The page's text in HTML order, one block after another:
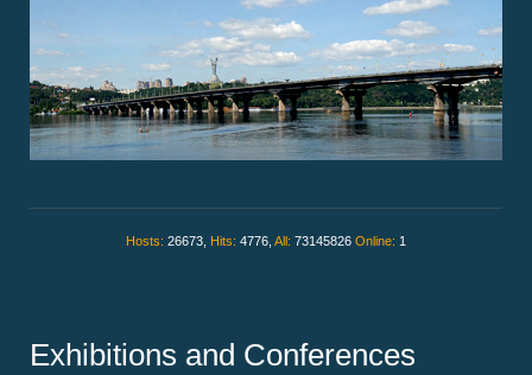
Hosts: 26673, Hits: 4776, All: 73145826 Online: 1
Exhibitions and Conferences